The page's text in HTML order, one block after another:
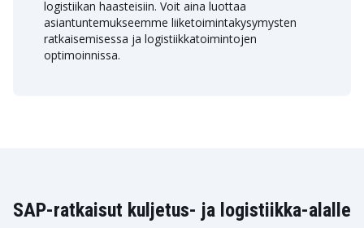
logistiikan haasteisiin. Voit aina luottaa
asiantuntemukseemme liiketoimintakysymysten
ratkaisemisessa ja logistiikkatoimintojen
optimoinnissa.
SAP-ratkaisut kuljetus- ja logistiikka-alalle